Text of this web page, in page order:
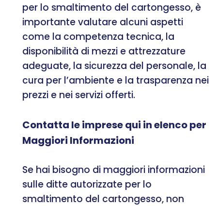
per lo smaltimento del cartongesso, è
importante valutare alcuni aspetti
come la competenza tecnica, la
disponibilità di mezzi e attrezzature
adeguate, la sicurezza del personale, la
cura per l’ambiente e la trasparenza nei
prezzi e nei servizi offerti.
Contatta le imprese qui in elenco per
Maggiori Informazioni
Se hai bisogno di maggiori informazioni
sulle ditte autorizzate per lo
smaltimento del cartongesso, non